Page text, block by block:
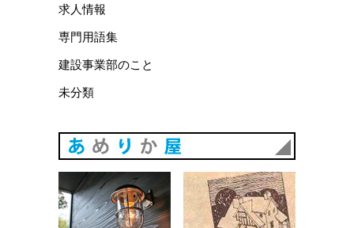
求人情報
専門用語集
建設事業部のこと
未分類
あめりか屋WEBサイト